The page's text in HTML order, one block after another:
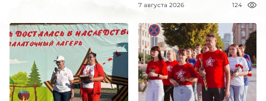
7 августа 2026 124